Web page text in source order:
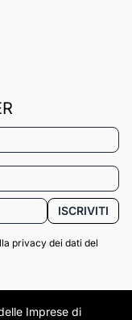
ISCRIVITI
privacy dei dati del
Imprese di